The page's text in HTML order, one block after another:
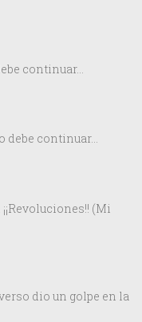
continuar…
debe continuar…
(Mi
dio un golpe en la